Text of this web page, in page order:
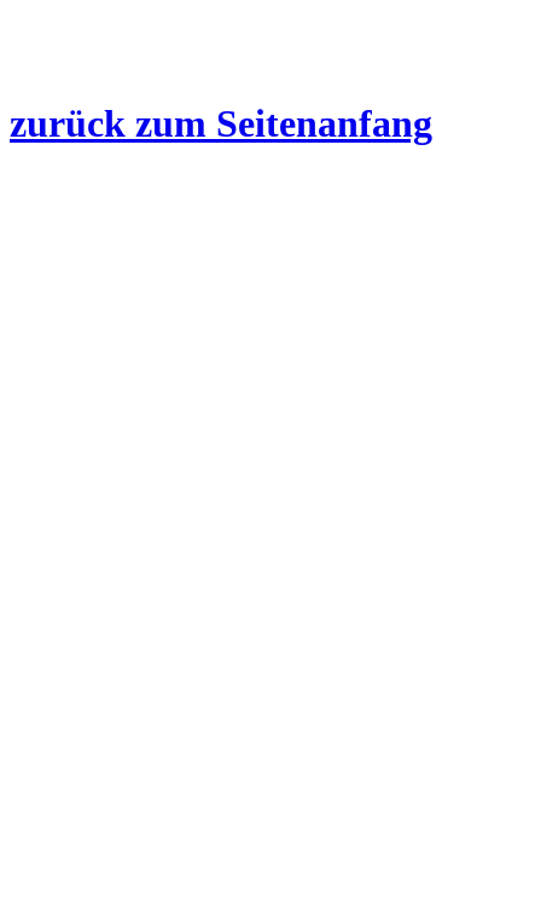
zurück zum Seitenanfang